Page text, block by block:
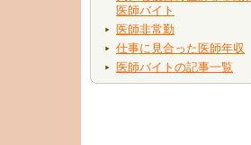
医師バイト
医師非常勤
仕事に見合った医師年収
医師バイトの記事一覧